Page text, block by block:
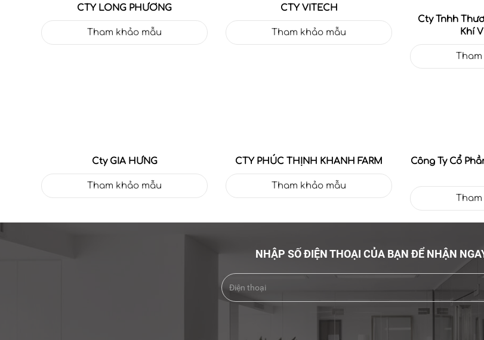
CTY LONG PHƯƠNG
Tham khảo mẫu
CTY VITECH
Tham khảo mẫu
Cty Tnhh
Khí
Cty GIA HƯNG
Tham khảo mẫu
CTY PHÚC THỊNH KHANH FARM
Tham khảo mẫu
Công Ty Cổ
NHẬP SỐ ĐIỆN THOẠI CỦA BẠN ĐỂ NHẬN